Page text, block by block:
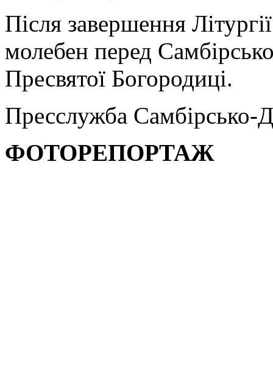
Після завершення
молебен перед
Пресвятої Богородиці.
Пресслужба Самбірсько-
ФОТОРЕПОРТАЖ